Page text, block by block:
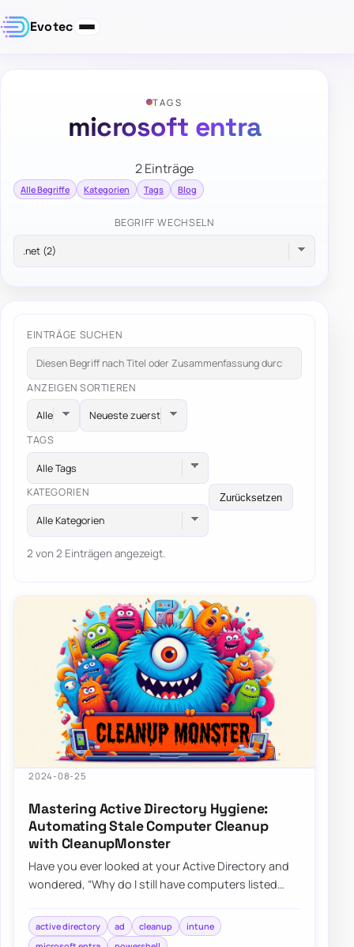
Evotec
TAGS
microsoft entra
2 Einträge
Alle Begriffe Kategorien Tags Blog
BEGRIFF WECHSELN
EINTRÄGE SUCHEN
ANZEIGEN SORTIEREN
TAGS
Alle Tags
KATEGORIEN
Alle Kategorien
Zurücksetzen
2 von 2 Einträgen angezeigt.
2024-08-25
Mastering Active Directory Hygiene:
Automating Stale Computer Cleanup
with CleanupMonster
Have you ever looked at your Active Directory and
wondered, “Why do I still have computers listed
active directory ad cleanup
intune